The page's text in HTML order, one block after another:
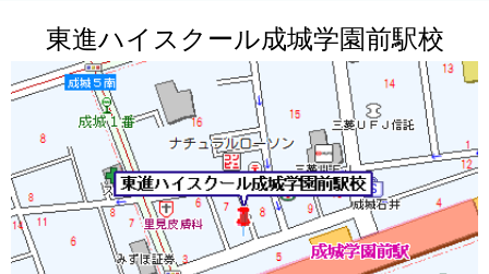
東進ハイスクール成城学園前駅校